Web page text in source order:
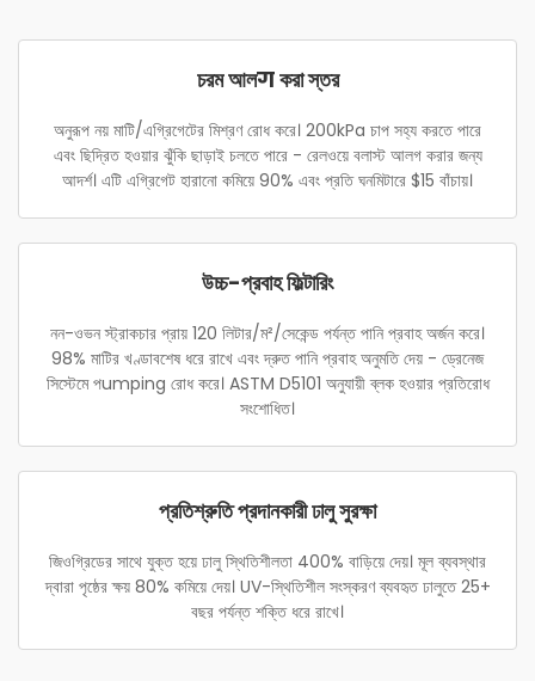
চরম আলग করা স্তর
অনুরূপ নয় মাটি/এগ্রিগেটের মিশ্রণ রোধ করে। 200kPa চাপ সহ্য করতে পারে
এবং ছিদ্রিত হওয়ার ঝুঁকি ছাড়াই চলতে পারে - রেলওয়ে বলাস্ট আলগ করার জন্য
আদর্শ। এটি এগ্রিগেট হারানো কমিয়ে 90% এবং প্রতি ঘনমিটারে $15 বাঁচায়।
উচ্চ-প্রবাহ ফিল্টারিং
নন-ওভন স্ট্রাকচার প্রায় 120 লিটার/ম²/সেকেন্ড পর্যন্ত পানি প্রবাহ অর্জন করে।
98% মাটির খণ্ডাবশেষ ধরে রাখে এবং দ্রুত পানি প্রবাহ অনুমতি দেয় - ড্রেনেজ
সিস্টেমে পumping রোধ করে। ASTM D5101 অনুযায়ী ব্লক হওয়ার প্রতিরোধ
সংশোধিত।
প্রতিশ্রুতি প্রদানকারী ঢালু সুরক্ষা
জিওগ্রিডের সাথে যুক্ত হয়ে ঢালু স্থিতিশীলতা 400% বাড়িয়ে দেয়। মূল ব্যবস্থার
দ্বারা পৃষ্ঠের ক্ষয় 80% কমিয়ে দেয়। UV-স্থিতিশীল সংস্করণ ব্যবহৃত ঢালুতে 25+
বছর পর্যন্ত শক্তি ধরে রাখে।